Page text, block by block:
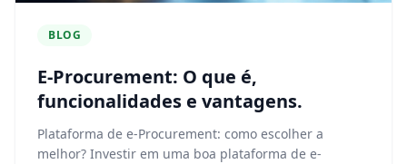
BLOG
E-Procurement: O que é,
funcionalidades e vantagens.
Plataforma de e-Procurement: como escolher a
melhor? Investir em uma boa plataforma de e-